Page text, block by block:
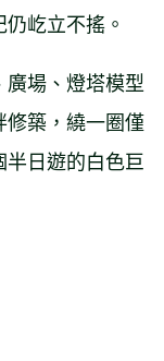
屹立不搖。
場、燈塔模型
築，繞一圈僅
日遊的白色巨